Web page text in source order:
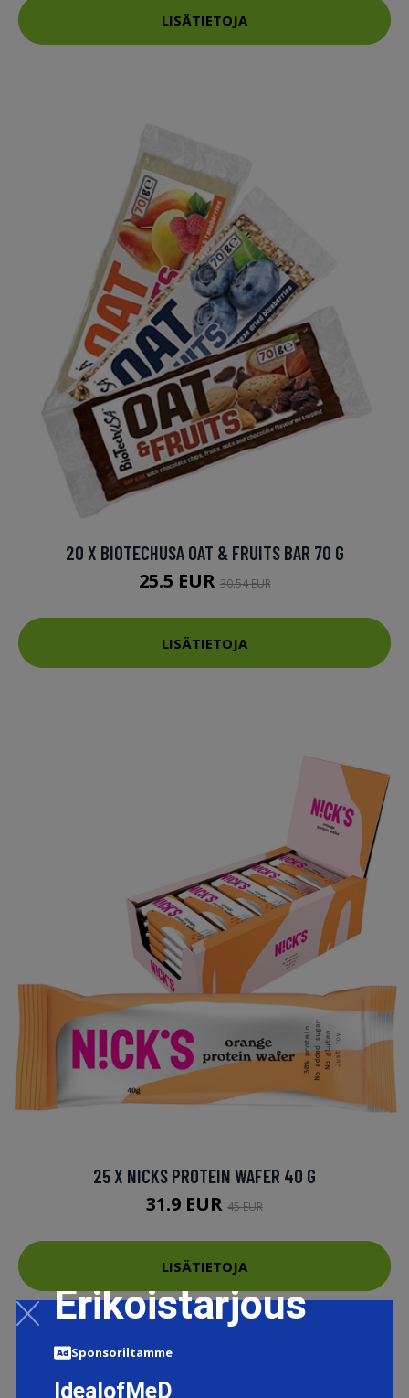
LISÄTIETOJA
20 X BIOTECHUSA OAT & FRUITS BAR 70 G
25.5 EUR30.54 EUR
LISÄTIETOJA
25 X NICKS PROTEIN WAFER 40 G
31.9 EUR 45 EUR
LISÄTIETOJA
Erikoistarjous
Sponsoriltamme
IdealofMeD